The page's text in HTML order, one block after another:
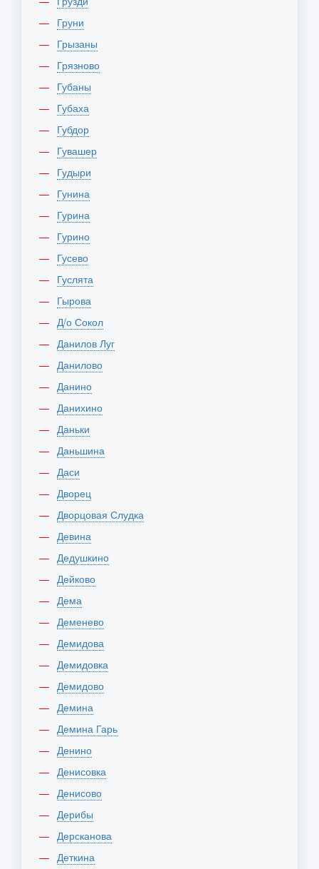
Груни
Грызаны
Грязново
Губаны
Губаха
Губдор
Гувашер
Гудыри
Гунина
Гурина
Гурино
Гусево
Гуслята
Гырова
Д/о Сокол
Данилов Луг
Данилово
Данино
Данихино
Даньки
Даньшина
Даси
Дворец
Дворцовая Слудка
Девина
Дедушкино
Дейково
Дема
Деменево
Демидова
Демидовка
Демидово
Демина
Демина Гарь
Денино
Денисовка
Денисово
Дерибы
Дерсканова
Деткина